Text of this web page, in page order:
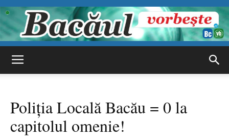
vorbește
Poliția Locală Bacău = 0 la
capitolul omenie!